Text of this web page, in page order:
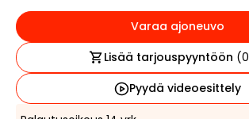
Varaa ajoneuvo
Lisää tarjouspyyntöön (0
Pyydä videoesittely